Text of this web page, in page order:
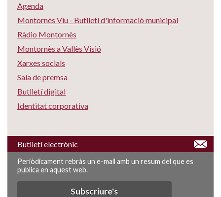
Agenda
Montornès Viu - Butlletí d'informació municipal
Ràdio Montornès
Montornès a Vallès Visió
Xarxes socials
Sala de premsa
Butlletí digital
Identitat corporativa
Butlletí electrònic
Periòdicament rebràs un e-mail amb un resum del que es
publica en aquest web.
Subscriure's